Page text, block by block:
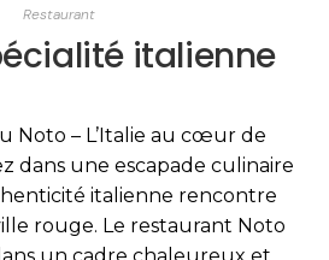
Restaurant
italienne
Noto – L’Italie au cœur de
dans une escapade culinaire
italienne rencontre
rouge. Le restaurant Noto